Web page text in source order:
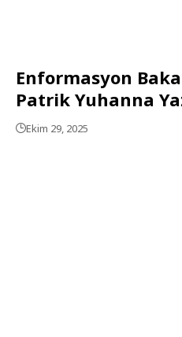
Enformasyon
Patrik Yuhanna
Ekim 29, 2025